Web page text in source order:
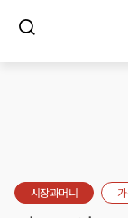
시장과머니